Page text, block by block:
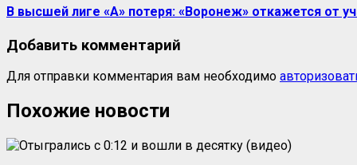
В высшей лиге «А» потеря: «Воронеж» откажется от
Добавить комментарий
Для отправки комментария вам необходимо
Похожие новости